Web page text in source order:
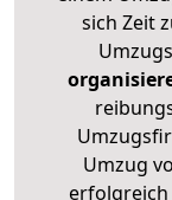
sich Zeit
Umzugs
Umzug